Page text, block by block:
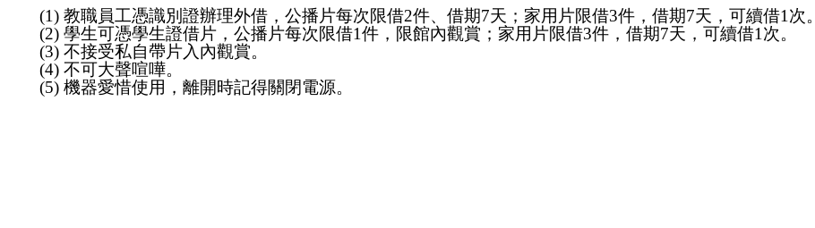
(1) 教職員工憑識別證辦理外借，公播片每次限借2件、借期7天；家用片限借3件，借期7天，可續借1次。
(2) 學生可憑學生證借片，公播片每次限借1件，限館內觀賞；家用片限借3件，借期7天，可續借1次。
(3) 不接受私自帶片入內觀賞。
(4) 不可大聲喧嘩。
(5) 機器愛惜使用，離開時記得關閉電源。